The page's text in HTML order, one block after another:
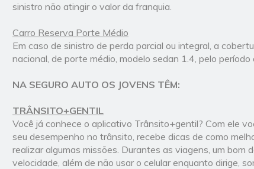
sinistro não atingir o valor da franquia.
Carro Reserva Porte Médio
Em caso de sinistro de perda parcial ou integral, a
nacional, de porte médio, modelo sedan 1.4, pelo
NA SEGURO AUTO OS JOVENS TÊM:
TRÂNSITO+GENTIL
Você já conhece o aplicativo Trânsito+gentil? Com ele
seu desempenho no trânsito, recebe dicas de como
realizar algumas missões. Durantes as viagens, um bom
velocidade, além de não usar o celular enquanto dirige,